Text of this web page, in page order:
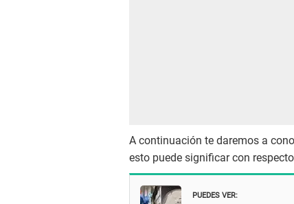
A continuación te daremos a
esto puede significar con
PUEDES VER: